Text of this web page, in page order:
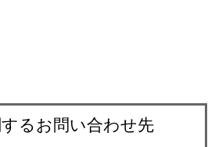
るお問い合わせ先